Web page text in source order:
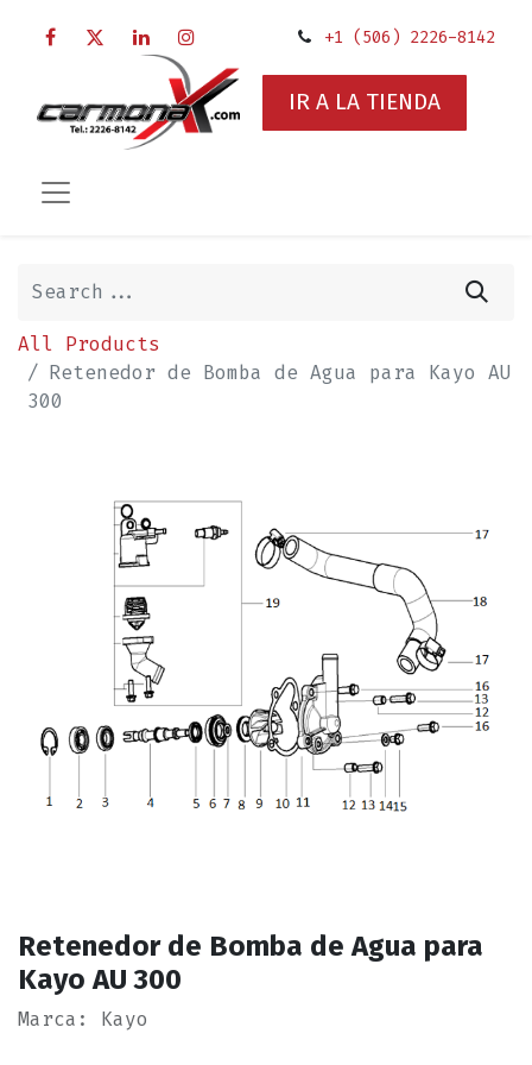
+1 (506) 2226-8142
IR A LA TIENDA
All Products
Retenedor de Bomba de Agua para Kayo AU
300
Retenedor de Bomba de Agua para
Kayo AU 300
Marca: Kayo